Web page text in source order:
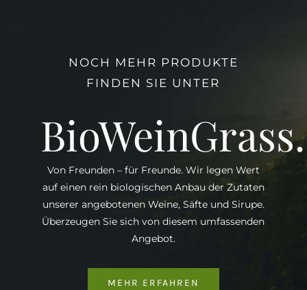
NOCH MEHR PRODUKTE
FINDEN SIE UNTER
Von Freunden – für Freunde. Wir legen Wert
auf einen rein biologischen Anbau der Zutaten
unserer angebotenen Weine, Säfte und Sirupe.
Überzeugen Sie sich von diesem umfassenden
Angebot.
MEHR ERFAHREN